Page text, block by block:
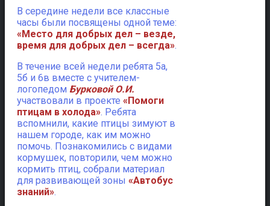
В середине недели все классные
часы были посвящены одной теме:
«Место для добрых дел – везде,
время для добрых дел – всегда».
В течение всей недели ребята 5а,
5б и 6в вместе с учителем-
логопедом Бурковой О.И.
участвовали в проекте «Помоги
птицам в холода». Ребята
вспомнили, какие птицы зимуют в
нашем городе, как им можно
помочь. Познакомились с видами
кормушек, повторили, чем можно
кормить птиц, собрали материал
для развивающей зоны «Автобус
знаний».